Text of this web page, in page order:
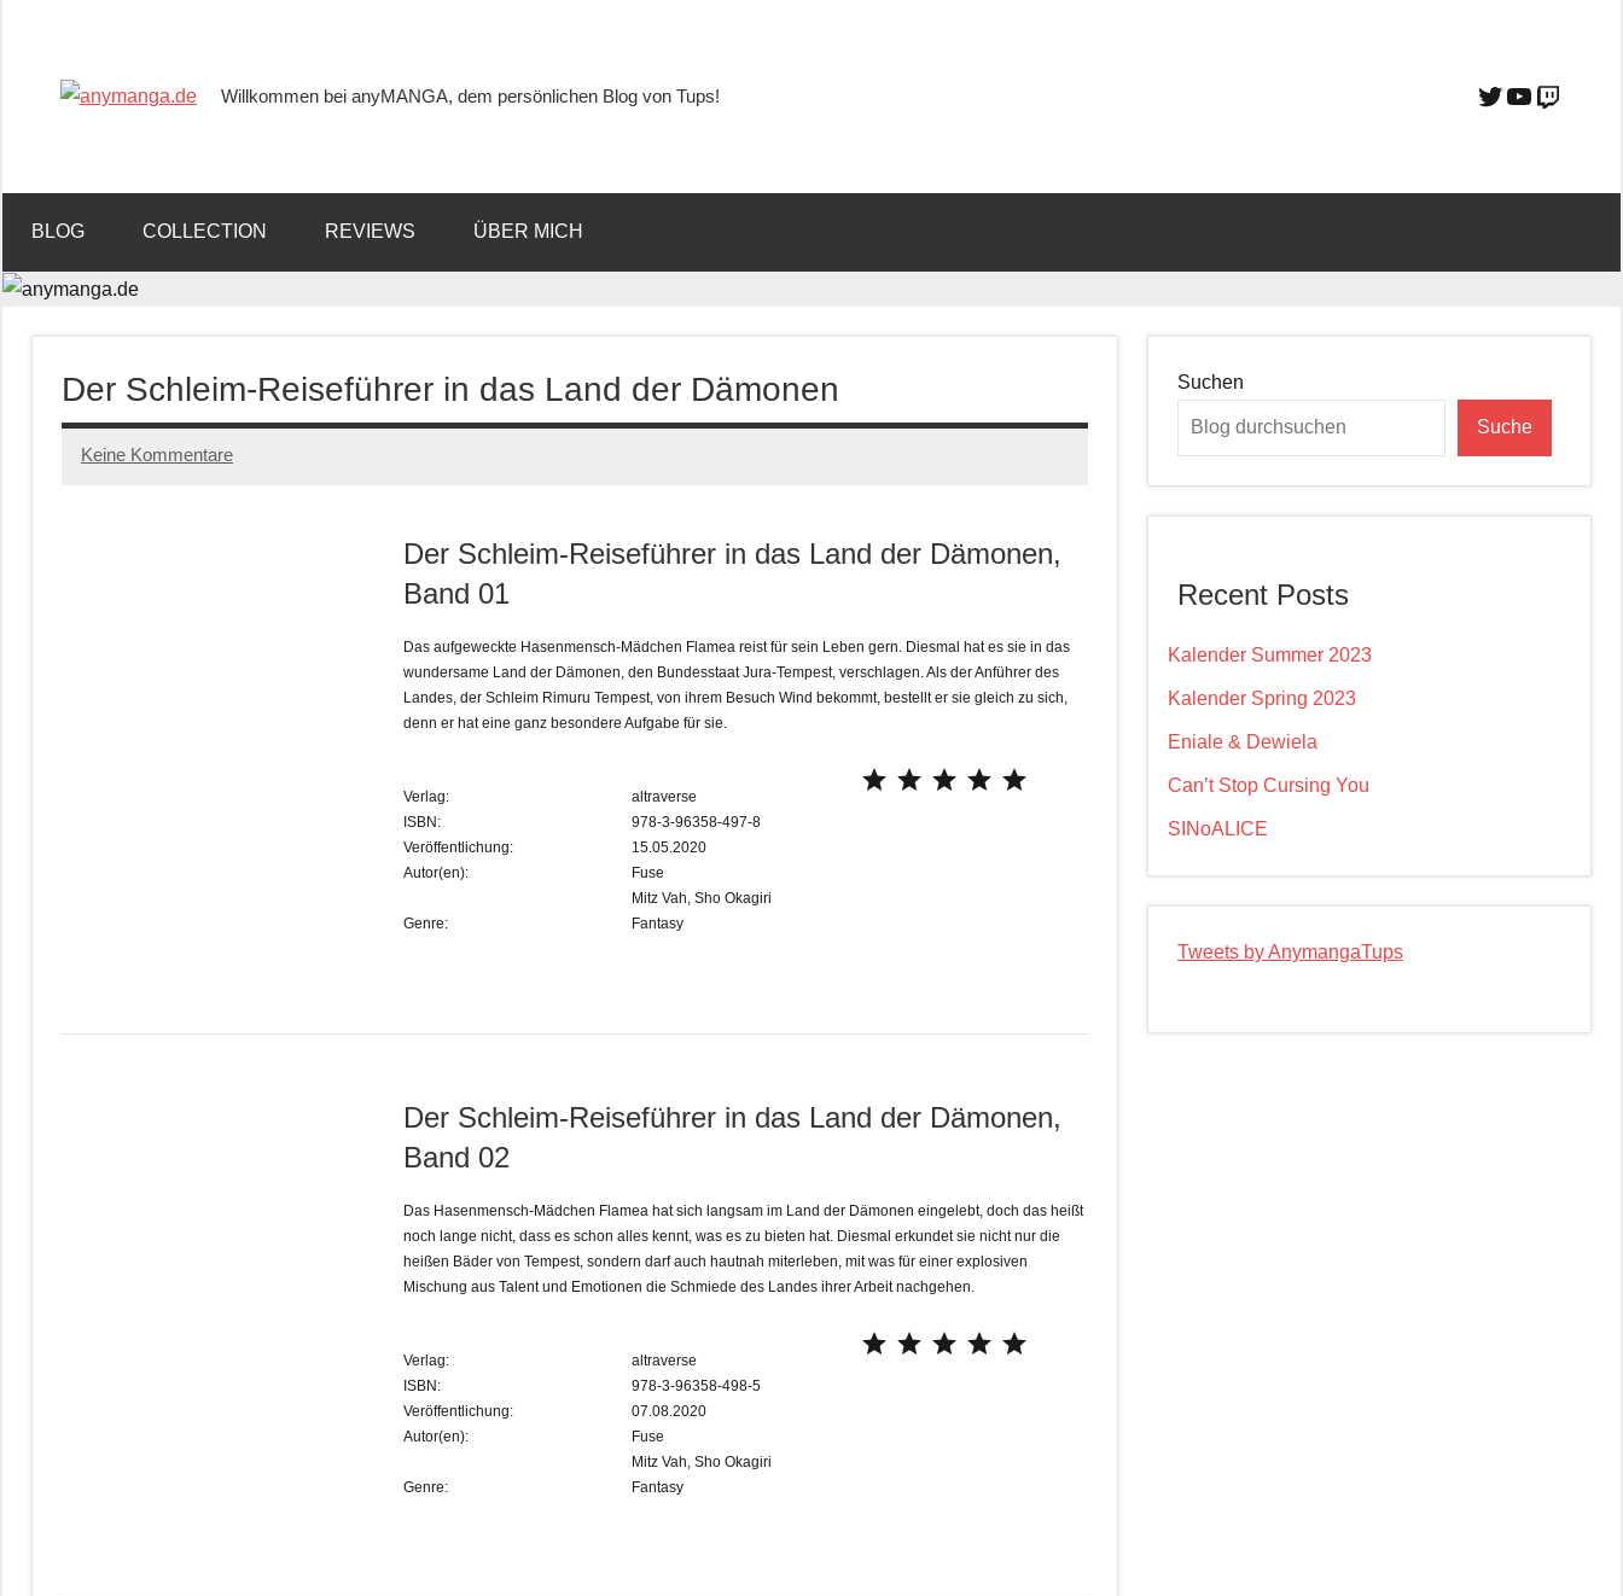
Willkommen bei anyMANGA, dem persönlichen Blog von Tups!
BLOG COLLECTION REVIEWS ÜBER MICH
Der Schleim-Reiseführer in das Land der Dämonen
17/11/2022
Tups
Keine Kommentare
Der Schleim-Reiseführer in das Land der Dämonen,
Band 01
Das aufgeweckte Hasenmensch-Mädchen Flamea reist für sein Leben gern. Diesmal hat es sie in das
wundersame Land der Dämonen, den Bundesstaat Jura-Tempest, verschlagen. Als der Anführer des
Landes, der Schleim Rimuru Tempest, von ihrem Besuch Wind bekommt, bestellt er sie gleich zu sich,
denn er hat eine ganz besondere Aufgabe für sie.
Verlag:
ISBN:
Veröffentlichung:
Autor(en):
Genre:
altraverse
978-3-96358-497-8
15.05.2020
Fuse
Mitz Vah, Sho Okagiri
Fantasy
⭐⭐⭐⭐⭐
Der Schleim-Reiseführer in das Land der Dämonen,
Band 02
Das Hasenmensch-Mädchen Flamea hat sich langsam im Land der Dämonen eingelebt, doch das heißt
noch lange nicht, dass es schon alles kennt, was es zu bieten hat. Diesmal erkundet sie nicht nur die
heißen Bäder von Tempest, sondern darf auch hautnah miterleben, mit was für einer explosiven
Mischung aus Talent und Emotionen die Schmiede des Landes ihrer Arbeit nachgehen.
Verlag:
ISBN:
Veröffentlichung:
Autor(en):
Genre:
altraverse
978-3-96358-498-5
07.08.2020
Fuse
Mitz Vah, Sho Okagiri
Fantasy
⭐⭐⭐⭐⭐
Suchen
Suche
Recent Posts
Kalender Summer 2023
Kalender Spring 2023
Eniale & Dewiela
Can’t Stop Cursing You
SINoALICE
Tweets by AnymangaTups